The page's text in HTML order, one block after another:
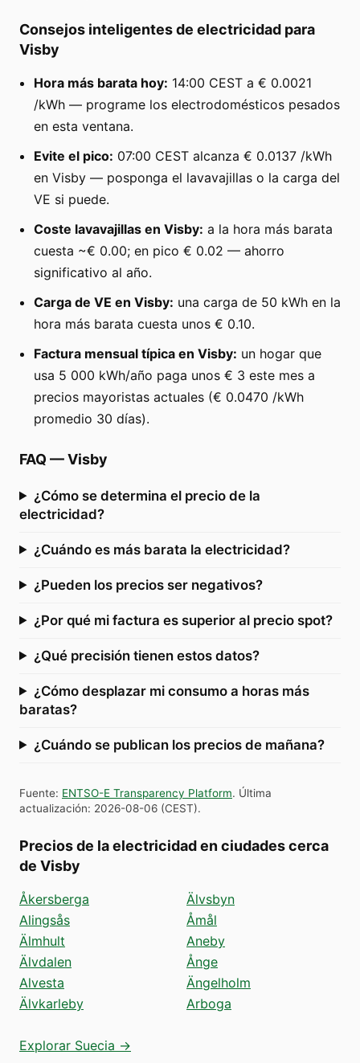
Consejos inteligentes de electricidad para
Visby
Hora más barata hoy: 14:00 CEST a € 0.0021
/kWh — programe los electrodomésticos pesados
en esta ventana.
Evite el pico: 07:00 CEST alcanza € 0.0137 /kWh
en Visby — posponga el lavavajillas o la carga del
VE si puede.
Coste lavavajillas en Visby: a la hora más barata
cuesta ~€ 0.00; en pico € 0.02 — ahorro
significativo al año.
Carga de VE en Visby: una carga de 50 kWh en la
hora más barata cuesta unos € 0.10.
Factura mensual típica en Visby: un hogar que
usa 5 000 kWh/año paga unos € 3 este mes a
precios mayoristas actuales (€ 0.0470 /kWh
promedio 30 días).
FAQ —Visby
¿Cómo se determina el precio de la
electricidad?
¿Cuándo es más barata la electricidad?
¿Pueden los precios ser negativos?
¿Por qué mi factura es superior al precio spot?
¿Qué precisión tienen estos datos?
¿Cómo desplazar mi consumo a horas más
baratas?
¿Cuándo se publican los precios de mañana?
Fuente: ENTSO-E Transparency Platform. Última
actualización: 2026-08-06 (CEST).
Precios de la electricidad en ciudades cerca
de Visby
Åkersberga
Alingsås
Älmhult
Älvdalen
Alvesta
Älvkarleby
Älvsbyn
Åmål
Aneby
Ånge
Ängelholm
Arboga
Explorar Suecia →